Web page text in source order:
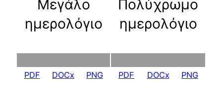
Μεγάλο
ημερολόγιο
Πολύχρωμο
ημερολόγιο
PDF DOCx PNG PDF DOCx PNG